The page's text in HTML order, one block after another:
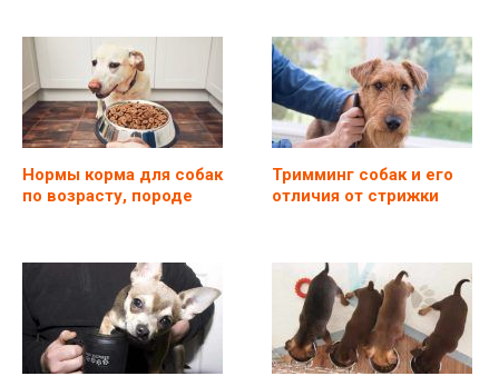
Нормы корма для собак
по возрасту, породе
Тримминг собак и его
отличия от стрижки